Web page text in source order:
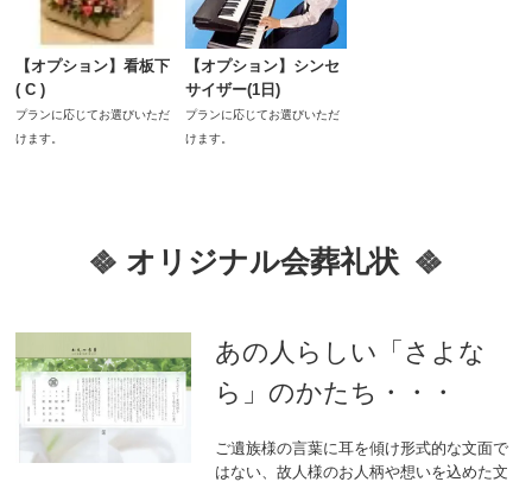
【オプション】看板下
( C )
プランに応じてお選びいただ
けます。
【オプション】シンセ
サイザー(1日)
プランに応じてお選びいただ
けます。
オリジナル会葬礼状
あの人らしい「さよな
ら」のかたち・・・
ご遺族様の言葉に耳を傾け形式的な文面で
はない、故人様のお人柄や想いを込めた文